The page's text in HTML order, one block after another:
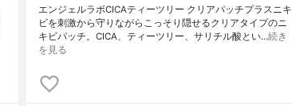
エンジェルラボCICAティーツリー クリアパッチプラスニキ
ビを刺激から守りながらこっそり隠せるクリアタイプのニ
キビパッチ。CICA、ティーツリー、サリチル酸とい…続き
を見る